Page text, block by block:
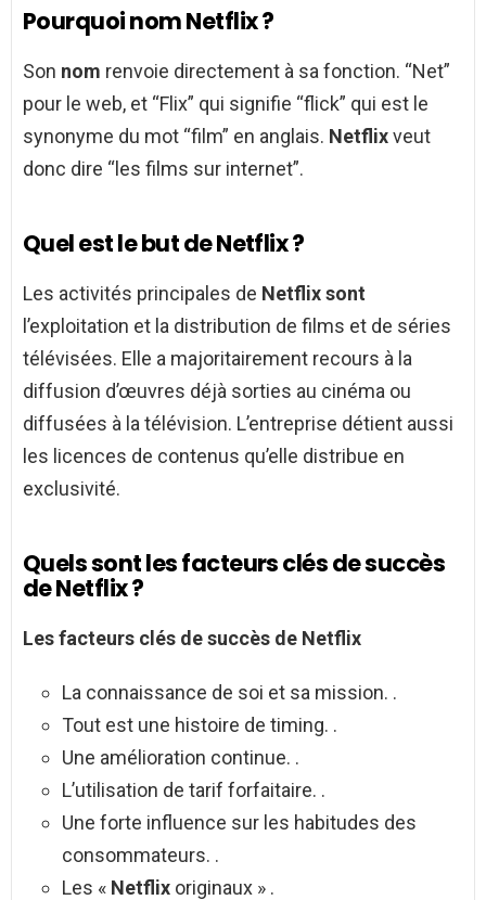
Pourquoi nom Netflix ?
Son nom renvoie directement à sa fonction. “Net”
pour le web, et “Flix” qui signifie “flick” qui est le
synonyme du mot “film” en anglais. Netflixveut
donc dire “les films sur internet”.
Quel est le but de Netflix ?
Les activités principales de Netflix sont
l’exploitation et la distribution de films et de séries
télévisées. Elle a majoritairement recours à la
diffusion d’œuvres déjà sorties au cinéma ou
diffusées à la télévision. L’entreprise détient aussi
les licences de contenus qu’elle distribue en
exclusivité.
Quels sont les facteurs clés de succès
de Netflix ?
Lesfacteurs clés de succès de Netflix
La connaissance de soi et sa mission. .
Tout est une histoire de timing. .
Une amélioration continue. .
L’utilisation de tarif forfaitaire. .
Une forte influence sur les habitudes des
consommateurs. .
Les « Netflix originaux » .